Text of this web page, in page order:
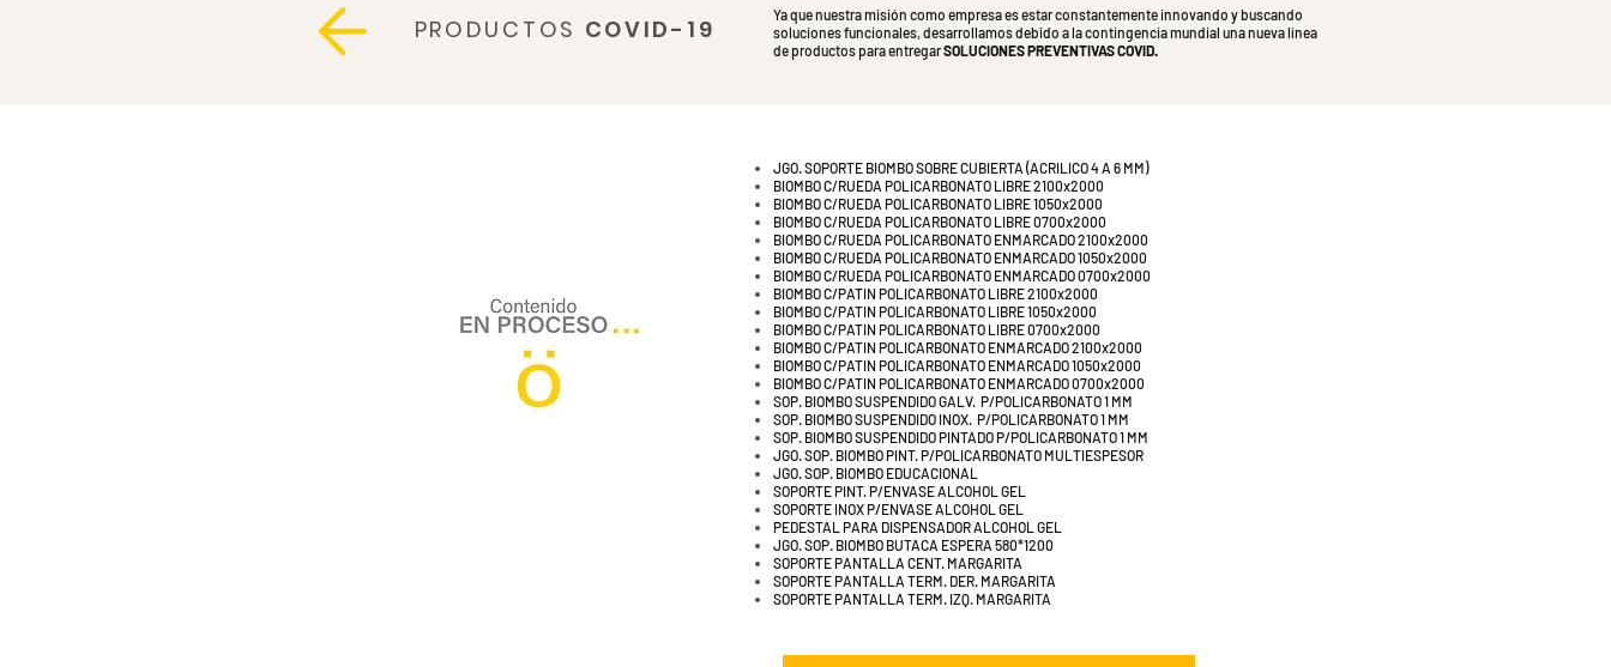
PRODUCTOS COVID-19
Ya que nuestra misión como empresa es estar constantemente innovando y buscando
soluciones funcionales, desarrollamos debido a la contingencia mundial una nueva línea
de productos para entregarSOLUCIONES PREVENTIVAS COVID.
JGO. SOPORTE BIOMBO SOBRE CUBIERTA (ACRILICO 4 A 6 MM)
BIOMBO C/RUEDA POLICARBONATO LIBRE 2100x2000
BIOMBO C/RUEDA POLICARBONATO LIBRE 1050x2000
BIOMBO C/RUEDA POLICARBONATO LIBRE 0700x2000
BIOMBO C/RUEDA POLICARBONATO ENMARCADO 2100x2000
BIOMBO C/RUEDA POLICARBONATO ENMARCADO 1050x2000
BIOMBO C/RUEDA POLICARBONATO ENMARCADO 0700x2000
BIOMBO C/PATIN POLICARBONATO LIBRE 2100x2000
BIOMBO C/PATIN POLICARBONATO LIBRE 1050x2000
BIOMBO C/PATIN POLICARBONATO LIBRE 0700x2000
BIOMBO C/PATIN POLICARBONATO ENMARCADO 2100x2000
BIOMBO C/PATIN POLICARBONATO ENMARCADO 1050x2000
BIOMBO C/PATIN POLICARBONATO ENMARCADO 0700x2000
SOP. BIOMBO SUSPENDIDO GALV. P/POLICARBONATO 1 MM
SOP. BIOMBO SUSPENDIDO INOX. P/POLICARBONATO 1 MM
SOP. BIOMBO SUSPENDIDO PINTADO P/POLICARBONATO 1 MM
JGO. SOP. BIOMBO PINT. P/POLICARBONATO MULTIESPESOR
JGO. SOP. BIOMBO EDUCACIONAL
SOPORTE PINT. P/ENVASE ALCOHOL GEL
SOPORTE INOX P/ENVASE ALCOHOL GEL
PEDESTAL PARA DISPENSADOR ALCOHOL GEL
JGO. SOP. BIOMBO BUTACA ESPERA 580*1200
SOPORTE PANTALLA CENT. MARGARITA
SOPORTE PANTALLA TERM. DER. MARGARITA
SOPORTE PANTALLA TERM. IZQ. MARGARITA